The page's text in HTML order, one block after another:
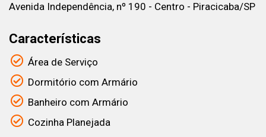
Avenida Independência, nº 190 - Centro - Piracicaba/SP
Características
Área de Serviço
Dormitório com Armário
Banheiro com Armário
Cozinha Planejada